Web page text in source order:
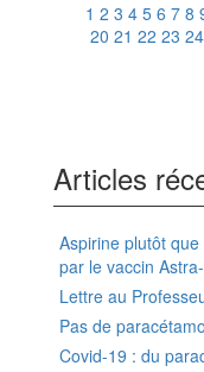
1 2 3 4 5 6 7 8
20 21 22 23 24
Articles
Aspirine plutôt
par le vaccin
Lettre au
Pas de
Covid-19 : du